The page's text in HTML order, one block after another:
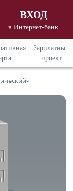
ВХОД
в Интернет-банк
- банкингдля
клиентов
- банкинг
клиентов
Зарплатный
проект